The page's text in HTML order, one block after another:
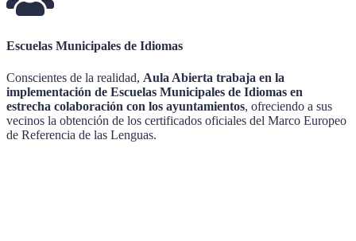
Escuelas Municipales de Idiomas
Conscientes de la realidad, Aula Abierta trabaja en la
implementación de Escuelas Municipales de Idiomas en
estrecha colaboración con los ayuntamientos, ofreciendo a sus
vecinos la obtención de los certificados oficiales del Marco Europeo
de Referencia de las Lenguas.